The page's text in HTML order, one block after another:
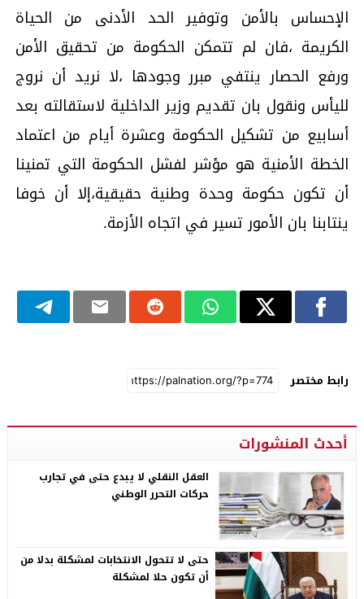
الإحساس بالأمن وتوفير الحد الأدنى من الحياة
الكريمة ،فان لم تتمكن الحكومة من تحقيق الأمن
ورفع الحصار ينتفي مبرر وجودها ،لا نريد أن نروج
لليأس ونقول بان تقديم وزير الداخلية لاستقالته بعد
أسابيع من تشكيل الحكومة وعشرة أيام من اعتماد
الخطة الأمنية هو مؤشر لفشل الحكومة التي تمنينا
أن تكون حكومة وحدة وطنية حقيقية،إلا أن خوفا
ينتابنا بان الأمور تسير في اتجاه الأزمة.
رابط مختصر
أحدث المنشورات
العقل النقلي لا يبدع حتى في تجارب
حركات التحرر الوطني
حتى لا تتحول الانتخابات لمشكلة بدلا من
أن تكون حلا لمشكلة